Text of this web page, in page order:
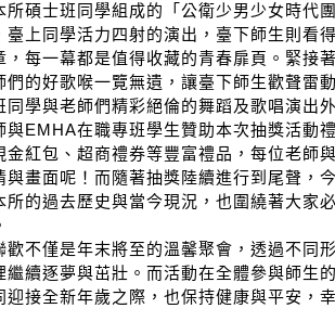
所碩士班同學組成的「公衛少男少女時代
臺上同學活力四射的演出，臺下師生則看
，每一幕都是值得收藏的青春扉頁。緊接
們的好歌喉一覽無遺，讓臺下師生歡聲雷
同學與老師們精彩絕倫的舞蹈及歌唱演出
與EMHA在職專班學生贊助本次抽獎活動
金紅包、超商禮券等豐富禮品，每位老師
與畫面呢！而隨著抽獎陸續進行到尾聲，
所的過去歷史與當今現況，也圍繞著大家
歡不僅是年末將至的溫馨聚會，透過不同
繼續逐夢與茁壯。而活動在全體參與師生
迎接全新年歲之際，也保持健康與平安，